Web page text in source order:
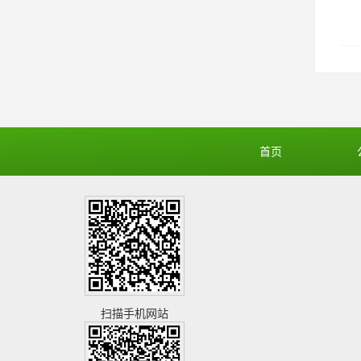
首页
扫描手机网站